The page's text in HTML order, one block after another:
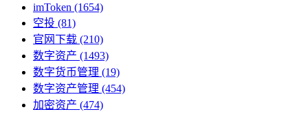
imToken (1654)
空投 (81)
官网下载 (210)
数字资产 (1493)
数字货币管理 (19)
数字资产管理 (454)
加密资产 (474)